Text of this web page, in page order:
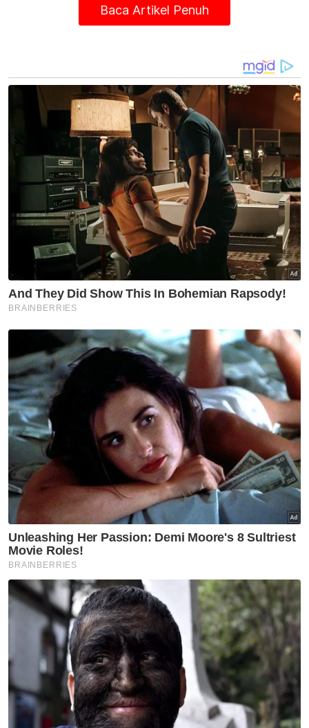
negara menua. Perlu ada satu badan yang
boleh memberikan akreditasi supaya nilai
Beliau berkata demikian kepada pemberita
selepas Majlis Makan Malam Santunan Kasih
2026 di sebuah hotel di sini pada Selasa.
Salbiah berkata, sejak Program Santunan
Kasih diperkenalkan pada 2023, seramai 356
peserta telah dilatih dengan kerjasama
beberapa rakan strategik.
Katanya, daripada jumlah itu, kira-kira 66
peratus kini menawarkan perkhidmatan
penjagaan warga emas secara langsung,
manakala selebihnya memberi tumpuan
kepada penjagaan ahli keluarga masing-
masing.
Beliau berkata, permintaan terhadap
perkhidmatan tersebut semakin meningkat
selaras dengan status Perak sebagai negeri
menua malah ada dalam kalangan peserta
berjaya menjana pendapatan bulanan
sehingga RM15,000.
Artikel Berkaitan:
Malaysia makin menua, warga emas dijangka cecah
Baca Artikel Penuh